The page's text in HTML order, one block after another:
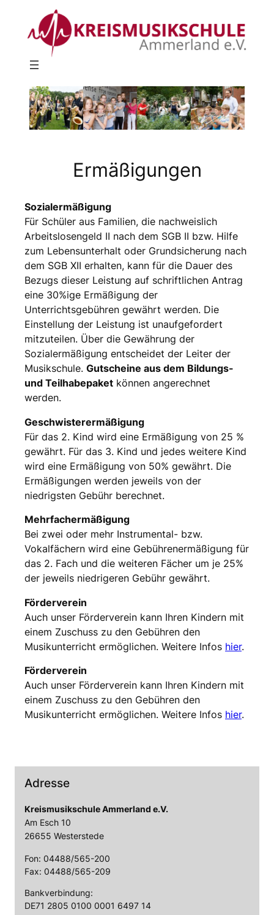
Ermäßigungen
Sozialermäßigung
Für Schüler aus Familien, die nachweislich
Arbeitslosengeld II nach dem SGB II bzw. Hilfe
zum Lebensunterhalt oder Grundsicherung nach
dem SGB XII erhalten, kann für die Dauer des
Bezugs dieser Leistung auf schriftlichen Antrag
eine 30%ige Ermäßigung der
Unterrichtsgebühren gewährt werden. Die
Einstellung der Leistung ist unaufgefordert
mitzuteilen. Über die Gewährung der
Sozialermäßigung entscheidet der Leiter der
Musikschule. Gutscheine aus dem Bildungs-
und Teilhabepaket können angerechnet
werden.
Geschwisterermäßigung
Für das 2. Kind wird eine Ermäßigung von 25 %
gewährt. Für das 3. Kind und jedes weitere Kind
wird eine Ermäßigung von 50% gewährt. Die
Ermäßigungen werden jeweils von der
niedrigsten Gebühr berechnet.
Mehrfachermäßigung
Bei zwei oder mehr Instrumental- bzw.
Vokalfächern wird eine Gebührenermäßigung für
das 2. Fach und die weiteren Fächer um je 25%
der jeweils niedrigeren Gebühr gewährt.
Förderverein
Auch unser Förderverein kann Ihren Kindern mit
einem Zuschuss zu den Gebühren den
Musikunterricht ermöglichen. Weitere Infos hier.
Förderverein
Auch unser Förderverein kann Ihren Kindern mit
einem Zuschuss zu den Gebühren den
Musikunterricht ermöglichen. Weitere Infos hier.
Adresse
Kreismusikschule Ammerland e.V.
Am Esch 10
26655 Westerstede
Fon: 04488/565-200
Fax: 04488/565-209
Bankverbindung:
DE71 2805 0100 0001 6497 14